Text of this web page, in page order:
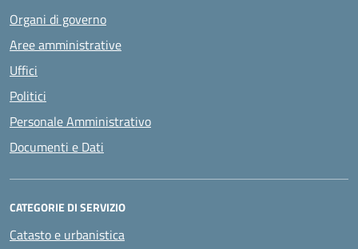
Organi di governo
Aree amministrative
Uffici
Politici
Personale Amministrativo
Documenti e Dati
CATEGORIE DI SERVIZIO
Catasto e urbanistica